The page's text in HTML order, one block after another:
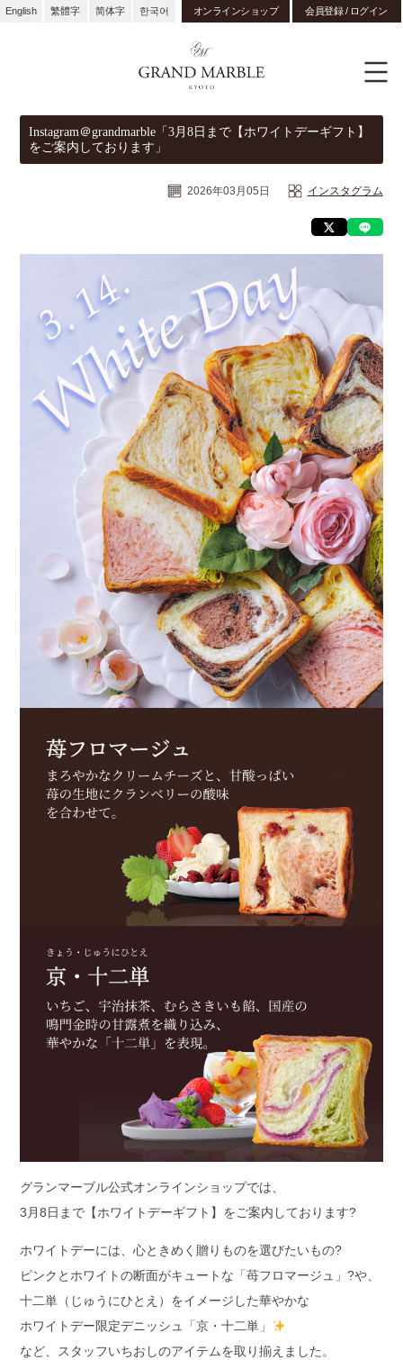
English 繁體字 简体字 한국어 オンラインショップ 会員登録 / ログイン
Instagram＠grandmarble「3月8日まで【ホワイトデーギフト】
をご案内しております」
2026年03月05日 インスタグラム
グランマーブル公式オンラインショップでは、
3月8日まで【ホワイトデーギフト】をご案内しております?
ホワイトデーには、心ときめく贈りものを選びたいもの?
ピンクとホワイトの断面がキュートな「苺フロマージュ」?や、
十二単（じゅうにひとえ）をイメージした華やかな
ホワイトデー限定デニッシュ「京・十二単」
など、スタッフいちおしのアイテムを取り揃えました。